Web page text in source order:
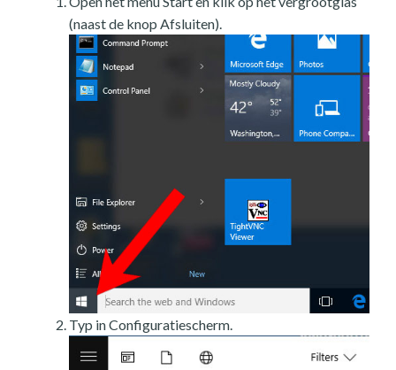
(naast de knop Afsluiten).
Typ in Configuratiescherm.